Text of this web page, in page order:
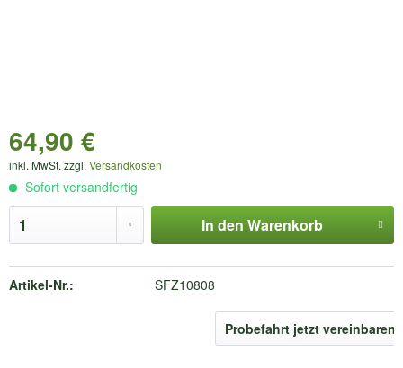
64,90 €
inkl. MwSt. zzgl. Versandkosten
Sofort versandfertig
In den Warenkorb
Artikel-Nr.: SFZ10808
Probefahrt jetzt vereinbaren